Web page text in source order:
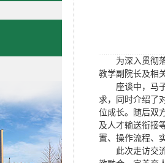
为深入贯彻
教学副院长及相
座谈中，马
求，同时介绍了
位成长。随后双
及人才输送衔接
置、操作流程、
此次走访交